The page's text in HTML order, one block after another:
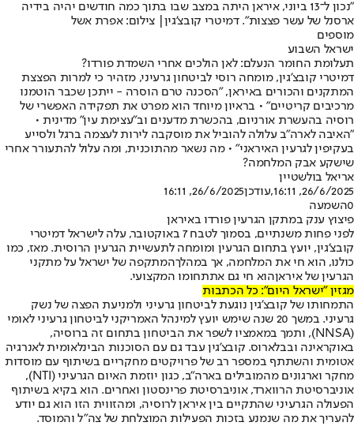
"נכון ל־13 ביוני, איראן היתה במצב שבו בתוך כמה חודשים יהיה בידיה
ארסנל של עשר פצצות". דמיטרי קובצ'גין| צילום: אפרת אשל
מוספים
ישראל השבוע
תעלומת החומר הנעלם: לאן הולכים אחרי השמדת פורדו?
דמיטרי קובצ'גין, מומחה רוסי לביטחון גרעיני, מזהיר כי למרות הפצצת
המתקנים והכורים באיראן, "הסכנה טרם הוסרה - ייתכן שכבר הוטמנו
מרכיבים קריטיים" • בראיון מיוחד הוא מפרט את תפקידה האפשרי של
רוסיה בהעשרת אורניום, בהכשרת מדענים וב"עצימת עין" מדינית •
"האיבה לארה"ב עלולה להוביל את מוסקבה לירות לעצמה ברגל ולסייע
בעקיפין לגרעין האיראני" • מה נשאר מהתוכנית, ומה עלול להתעורר אחרי
שישקע אבק המלחמה?
אריאל בולשטיין
26/6/2025, 16:11
,עודכן26/6/2025, 16:11
0השמעה
פיצוץ ענק במתקן הגרעין פורדו באיראן
לפני פחות משנתיים, בסמוך לטבח 7 באוקטובר, עלה לישראל דמיטרי
קובצ'גין, יועץ בתחום הגרעין ומומחה לתעשיית הגרעין הרוסית. מאז, כמו
כולנו, הוא חי את המלחמה, אך במהלךהמתקפה של ישראל על מתקני
הגרעין של איראןהוא חי גם אתתחומו המקצועי.
מגזין "ישראל היום": כל הכתבות
התמחותו של קובצ'גין נוגעת לביטחון גרעיני ולמניעת הפצה של נשק
גרעיני. במשך 20 שנה שימש יועץ למינהל האמריקני לביטחון גרעיני לאומי
(NNSA), ותמך במאמציו לשפר את הביטחון בתחום זה ברוסיה,
באוקראינה ובבלארוס. קובצ'גין עבד גם עם הסוכנות הבינלאומית לאנרגיה
אטומית והשתתף במספר רב של פרויקטים מחקריים בשיתוף עם מוסדות
מחקר וארגונים מהמובילים בארה"ב, כגון יוזמת האיום הגרעיני (NTI),
אוניברסיטת הרווארד, אוניברסיטת פרינסטון ואחרים. הוא בקיא בשיתוף
הפעולה הגרעיני שהתקיים בין איראן לרוסיה, ומהזווית הזו הוא גם יודע
להעריך את מה שנמנע בזכות הפעילות המוצלחת של צה"ל והמוסד.